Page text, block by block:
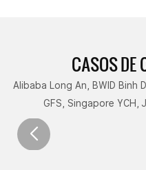
CASOS DE
Alibaba Long An, BWID Binh
GFS, Singapore YCH,